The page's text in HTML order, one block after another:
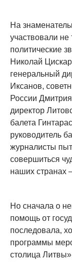
На
участвовали не
политические
Николай
генеральный
Иксанов,
России
директор
балета
руководитель
журналисты
совершиться
наших странах
Но сначала о
помощь от
последовала,
программы
столица